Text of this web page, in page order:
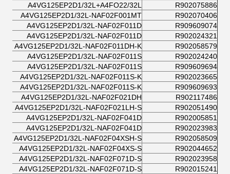
R902075886
A4VG125EP2D1/32L+A4FO22/32L
R902070406
A4VG125EP2D1/32L-NAF02F001MT
R909609074
A4VG125EP2D1/32L-NAF02F011D
R902024321
A4VG125EP2D1/32L-NAF02F011D
R902058579
A4VG125EP2D1/32L-NAF02F011DH-K
R902024240
A4VG125EP2D1/32L-NAF02F011S
R909609694
A4VG125EP2D1/32L-NAF02F011S
R902023665
A4VG125EP2D1/32L-NAF02F011S-K
R909609693
A4VG125EP2D1/32L-NAF02F011S-K
R902117486
A4VG125EP2D1/32L-NAF02F021DH
R902051490
A4VG125EP2D1/32L-NAF02F021LH-S
R902005851
A4VG125EP2D1/32L-NAF02F041D
R902023983
A4VG125EP2D1/32L-NAF02F041D
R902058509
A4VG125EP2D1/32L-NAF02F04XSH-S
R902044652
A4VG125EP2D1/32L-NAF02F04XS-S
R902023958
A4VG125EP2D1/32L-NAF02F071D-S
R902015241
A4VG125EP2D1/32L-NAF02F071D-S